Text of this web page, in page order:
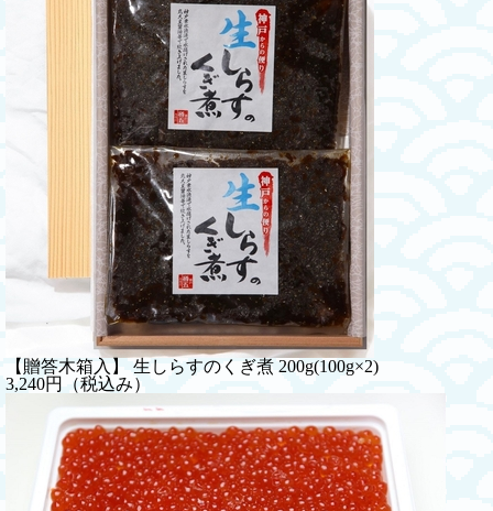
【贈答木箱入】 生しらすのくぎ煮 200g(100g×2)
3,240円（税込み）